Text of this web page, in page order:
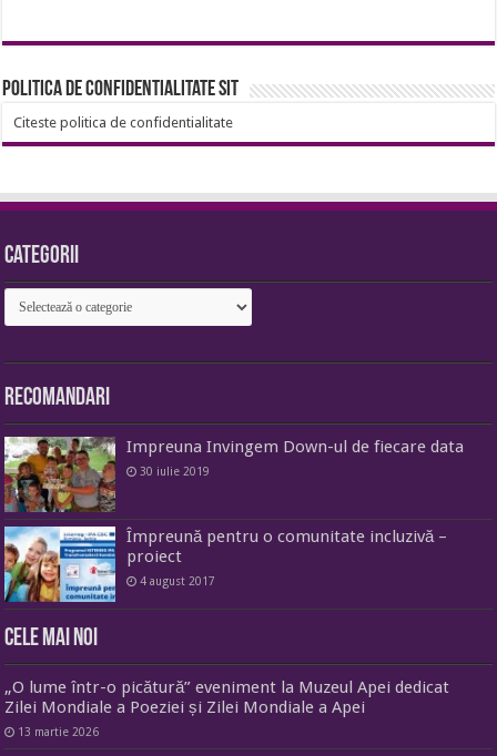
Politica de confidentialitate sit
Citeste politica de confidentialitate
Categorii
Categorii
Recomandari
Impreuna Invingem Down-ul de fiecare data
30 iulie 2019
Împreună pentru o comunitate incluzivă –
proiect
4 august 2017
Cele mai noi
„O lume într-o picătură” eveniment la Muzeul Apei dedicat
Zilei Mondiale a Poeziei și Zilei Mondiale a Apei
13 martie 2026